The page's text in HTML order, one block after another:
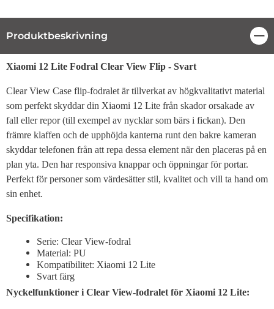
Produktbeskrivning
Produktbeskrivning
Xiaomi 12 Lite Fodral Clear View Flip - Svart
Clear View Case flip-fodralet är tillverkat av högkvalitativt material
som perfekt skyddar din Xiaomi 12 Lite från skador orsakade av
fall eller repor (till exempel av nycklar som bärs i fickan). Den
främre klaffen och de upphöjda kanterna runt den bakre kameran
skyddar telefonen från att repa dessa element när den placeras på en
plan yta. Den har responsiva knappar och öppningar för portar.
Perfekt för personer som värdesätter stil, kvalitet och vill ta hand om
sin enhet.
Specifikation:
Serie: Clear View-fodral
Material: PU
Kompatibilitet: Xiaomi 12 Lite
Svart färg
Nyckelfunktioner i Clear View-fodralet för Xiaomi 12 Lite: